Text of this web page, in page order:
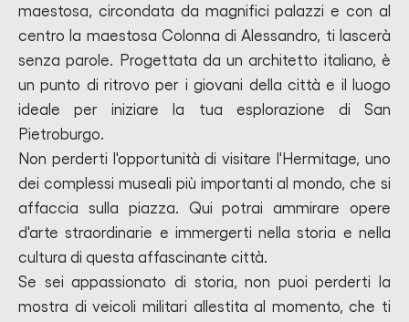
maestosa, circondata da magnifici palazzi e con al
centro la maestosa Colonna di Alessandro, ti lascerà
senza parole. Progettata da un architetto italiano, è
un punto di ritrovo per i giovani della città e il luogo
ideale per iniziare la tua esplorazione di San
Pietroburgo.
Non perderti l'opportunità di visitare l'Hermitage, uno
dei complessi museali più importanti al mondo, che si
affaccia sulla piazza. Qui potrai ammirare opere
d'arte straordinarie e immergerti nella storia e nella
cultura di questa affascinante città.
Se sei appassionato di storia, non puoi perderti la
mostra di veicoli militari allestita al momento, che ti